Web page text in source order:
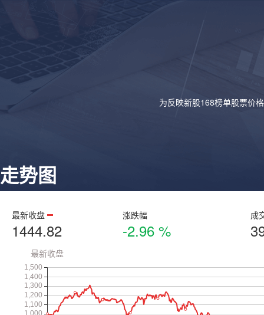
为反映新股168榜单股票价
走势图
最新收盘
1444.82
涨跌幅
-2.96 %
成